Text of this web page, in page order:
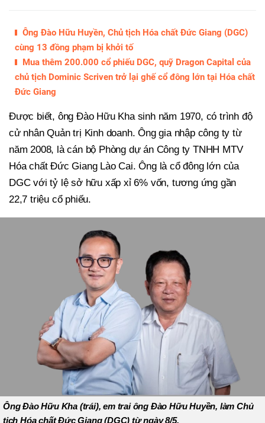
Ông Đào Hữu Huyền, Chủ tịch Hóa chất Đức Giang (DGC)
cùng 13 đồng phạm bị khởi tố
Mua thêm 200.000 cổ phiếu DGC, quỹ Dragon Capital của
chủ tịch Dominic Scriven trở lại ghế cổ đông lớn tại Hóa chất
Đức Giang
Được biết, ông Đào Hữu Kha sinh năm 1970, có trình độ
cử nhân Quản trị Kinh doanh. Ông gia nhập công ty từ
năm 2008, là cán bộ Phòng dự án Công ty TNHH MTV
Hóa chất Đức Giang Lào Cai. Ông là cổ đông lớn của
DGC với tỷ lệ sở hữu xấp xỉ 6% vốn, tương ứng gần
22,7 triệu cổ phiếu.
Ông Đào Hữu Kha (trái), em trai ông Đào Hữu Huyền, làm Chủ
tịch Hóa chất Đức Giang (DGC) từ ngày 8/5.